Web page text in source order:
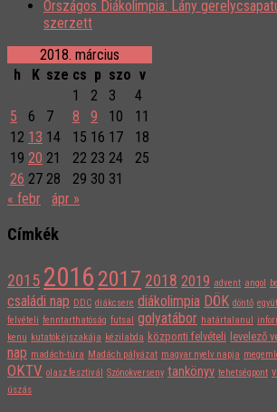
Országos Diákolimpia: Lány
szerzett
2018. március
h
K sze cs p szo v
1
2 3
4
5
6 7 8 9 10
11
12 13 14 15 16 17
18
19 20 21 22 23 24
25
26 27 28 29 30 31
« febr
ápr »
Címkék
2015 2016 2017 2018 2019 advent angol
családi nap DDC diákcsere diákolimpia DÖK döntő
felvételi fenntarthatóság futsal golyatábor határtalanul
kenu kutatók éjszakája kézilabda központi felvételi levelező
nap madách-túra Madách pályázat magyar nyelv napja
OKTV olasz fesztivál Szónokverseny tankönyv tehetségpont
úszás